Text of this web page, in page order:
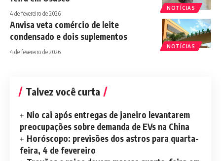
NOTÍCIAS
4 de fevereiro de 2026
NOTÍCIAS
Anvisa veta comércio de leite
condensado e dois suplementos
4 de fevereiro de 2026
Talvez você curta
Nio cai após entregas de janeiro levantarem
preocupações sobre demanda de EVs na China
Horóscopo: previsões dos astros para quarta-
feira, 4 de fevereiro